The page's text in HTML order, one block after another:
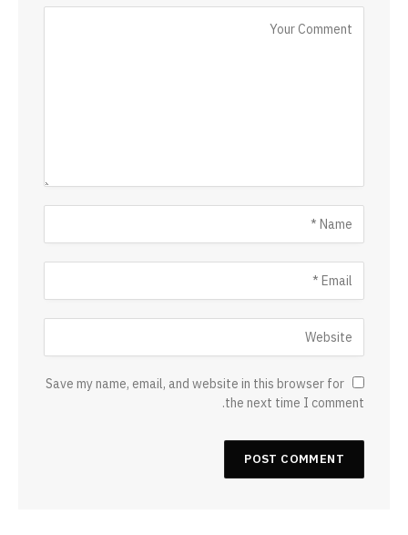
Save my name, email, and website in this browser for
the next time I comment.